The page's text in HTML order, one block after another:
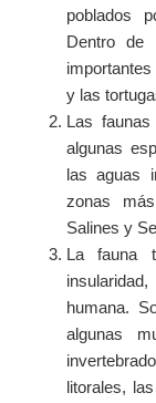
poblados
Dentro de
y las
Las
algunas
las aguas
zonas
Salines y
La fauna
humana.
algunas
litorales,